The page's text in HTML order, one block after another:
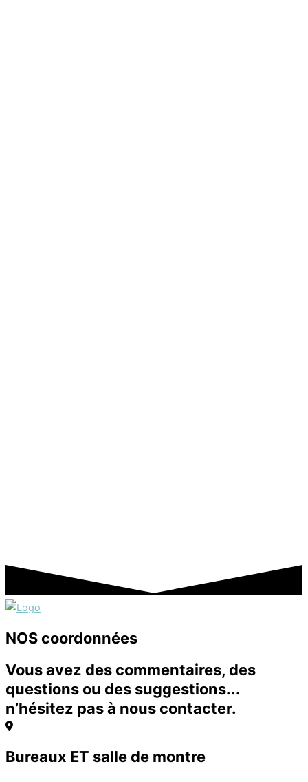
NOS coordonnées
Vous avez des commentaires, des
questions ou des suggestions...
n’hésitez pas à nous contacter.
Bureaux ET salle de montre